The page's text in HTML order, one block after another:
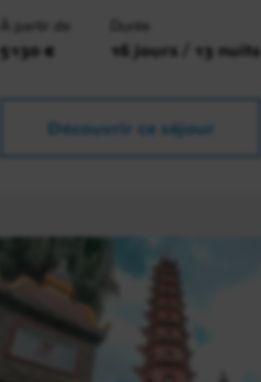
À partir de
5130 €
Durée
16 jours / 13 nuits
Découvrir ce séjour